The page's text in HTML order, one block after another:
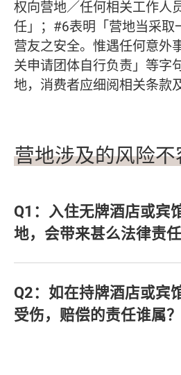
权向营地／任何相关工作人
任」；#6表明「营地当采取
营友之安全。惟遇任何意外
关申请团体自行负责」等字
地，消费者应细阅相关条款
营地涉及的风险不
Q1：入住无牌酒店或宾
地，会带来甚么法律责任
Q2：如在持牌酒店或宾
受伤，赔偿的责任谁属？